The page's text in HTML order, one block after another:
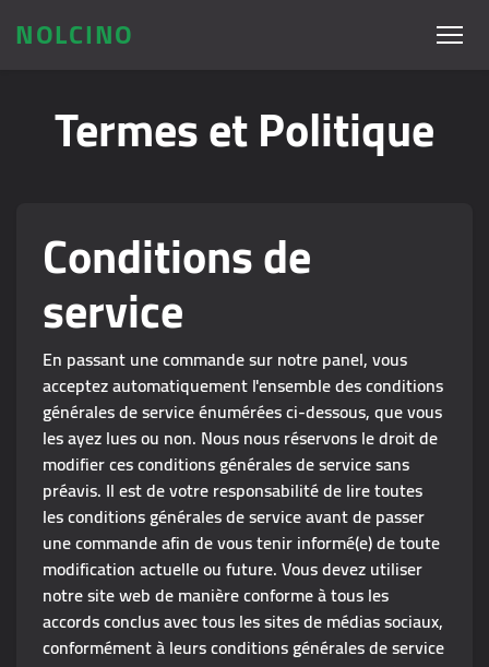
NOLCINO
Termes et Politique
Conditions de
service
En passant une commande sur notre panel, vous
acceptez automatiquement l'ensemble des conditions
générales de service énumérées ci-dessous, que vous
les ayez lues ou non. Nous nous réservons le droit de
modifier ces conditions générales de service sans
préavis. Il est de votre responsabilité de lire toutes
les conditions générales de service avant de passer
une commande afin de vous tenir informé(e) de toute
modification actuelle ou future. Vous devez utiliser
notre site web de manière conforme à tous les
accords conclus avec tous les sites de médias sociaux,
conformément à leurs conditions générales de service